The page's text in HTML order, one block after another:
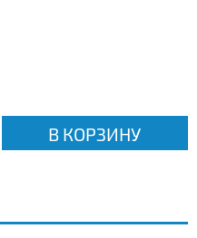
В КОРЗИНУ